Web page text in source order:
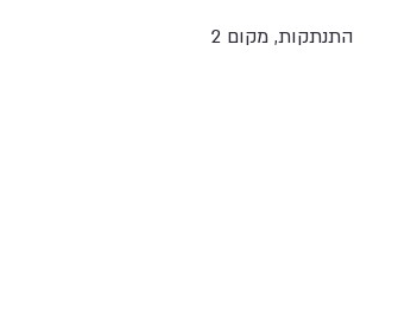
התנתקות, מקום 2